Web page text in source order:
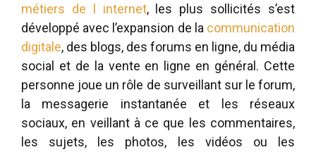
métiers de l internet, les plus sollicités s’est
développé avec l’expansion de la communication
digitale, des blogs, des forums en ligne, du média
social et de la vente en ligne en général. Cette
personne joue un rôle de surveillant sur le forum,
la messagerie instantanée et les réseaux
sociaux, en veillant à ce que les commentaires,
les sujets, les photos, les vidéos ou les